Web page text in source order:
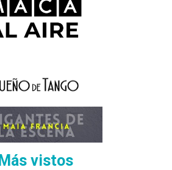
Más vistos